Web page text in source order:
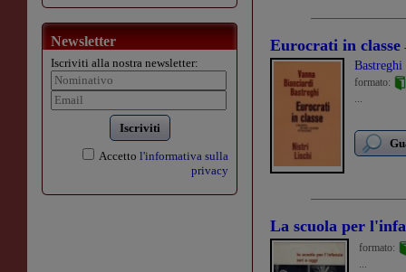
Newsletter
Iscriviti alla nostra newsletter:
Iscriviti
Accetto l'informativa sulla
privacy
Eurocrati in classe
Bastreghi
formato:
...
La scuola per
formato:
...